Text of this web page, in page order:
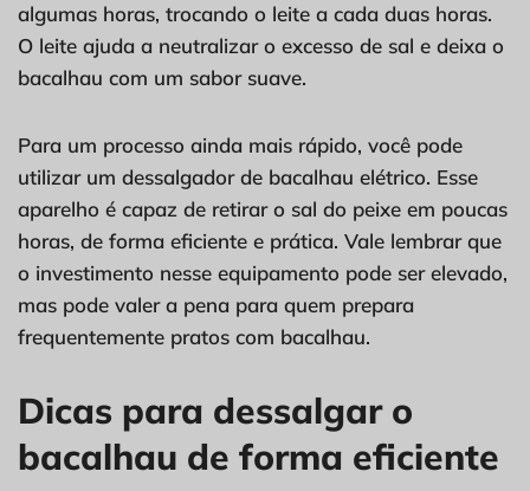
algumas horas, trocando o leite a cada duas horas.
O leite ajuda a neutralizar o excesso de sal e deixa o
bacalhau com um sabor suave.
Para um processo ainda mais rápido, você pode
utilizar um dessalgador de bacalhau elétrico. Esse
aparelho é capaz de retirar o sal do peixe em poucas
horas, de forma eficiente e prática. Vale lembrar que
o investimento nesse equipamento pode ser elevado,
mas pode valer a pena para quem prepara
frequentemente pratos com bacalhau.
Dicas para dessalgar o
bacalhau de forma eficiente